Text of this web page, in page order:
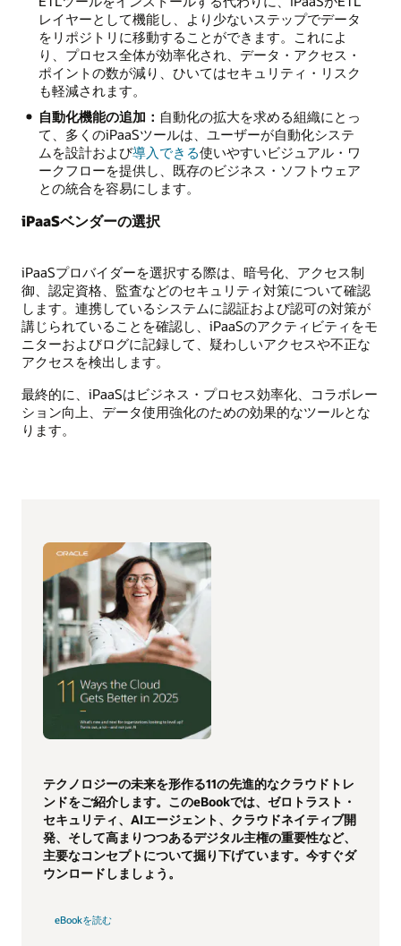
レイヤーとして機能し、より少ないステップでデータ
をリポジトリに移動することができます。これによ
り、プロセス全体が効率化され、データ・アクセス・
ポイントの数が減り、ひいてはセキュリティ・リスク
も軽減されます。
自動化機能の追加： 自動化の拡大を求める組織にとっ
て、多くのiPaaSツールは、ユーザーが自動化システ
ムを設計および導入できる使いやすいビジュアル・ワ
ークフローを提供し、既存のビジネス・ソフトウェア
との統合を容易にします。
iPaaSベンダーの選択
iPaaSプロバイダーを選択する際は、暗号化、アクセス制
御、認定資格、監査などのセキュリティ対策について確認
します。連携しているシステムに認証および認可の対策が
講じられていることを確認し、iPaaSのアクティビティをモ
ニターおよびログに記録して、疑わしいアクセスや不正な
アクセスを検出します。
最終的に、iPaaSはビジネス・プロセス効率化、コラボレー
ション向上、データ使用強化のための効果的なツールとな
ります。
テクノロジーの未来を形作る11の先進的なクラウドトレ
ンドをご紹介します。このeBookでは、ゼロトラスト・
セキュリティ、AIエージェント、クラウドネイティブ開
発、そして高まりつつあるデジタル主権の重要性など、
主要なコンセプトについて掘り下げています。今すぐダ
ウンロードしましょう。
eBookを読む